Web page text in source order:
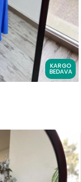
KARGO
BEDAVA